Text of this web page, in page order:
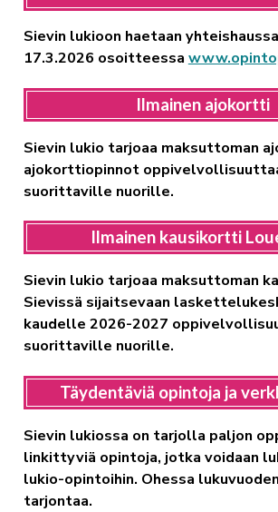
Sievin lukioon haetaan
17.3.2026 osoitteessa
Ilmainen ajokortti
Sievin lukio tarjoaa maksuttoman
ajokorttiopinnot
suorittaville nuorille.
llmainen kausikortti
Sievin lukio tarjoaa maksuttoman
Sievissä sijaitsevaan
kaudelle 2026-2027
suorittaville nuorille.
Täydentäviä opintoja ja
Sievin lukiossa on tarjolla paljon
linkittyviä opintoja, jotka voidaan
lukio-opintoihin. Ohessa
tarjontaa.